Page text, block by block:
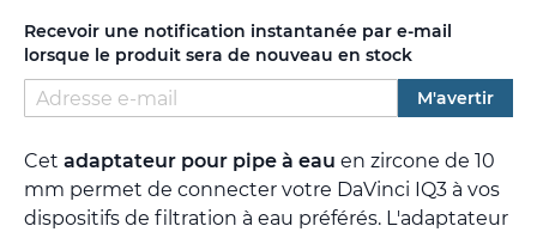
Recevoir une notification instantanée par e-mail
lorsque le produit sera de nouveau en stock
M'avertir
Cet adaptateur pour pipe à eau en zircone de 10
mm permet de connecter votre DaVinci IQ3 à vos
dispositifs de filtration à eau préférés. L'adaptateur